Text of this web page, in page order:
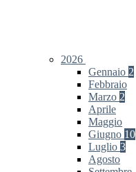
2026
Gennaio 2
Febbraio
Marzo 2
Aprile
Maggio
Giugno 10
Luglio 3
Agosto